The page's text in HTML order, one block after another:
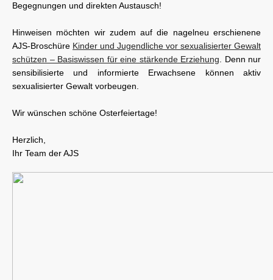
Begegnungen und direkten Austausch!
Hinweisen möchten wir zudem auf die nagelneu erschienene
AJS-Broschüre Kinder und Jugendliche vor sexualisierter Gewalt
schützen – Basiswissen für eine stärkende Erziehung . Denn nur
sensibilisierte und informierte Erwachsene können aktiv
sexualisierter Gewalt vorbeugen.
Wir wünschen schöne Osterfeiertage!
Herzlich,
Ihr Team der AJS